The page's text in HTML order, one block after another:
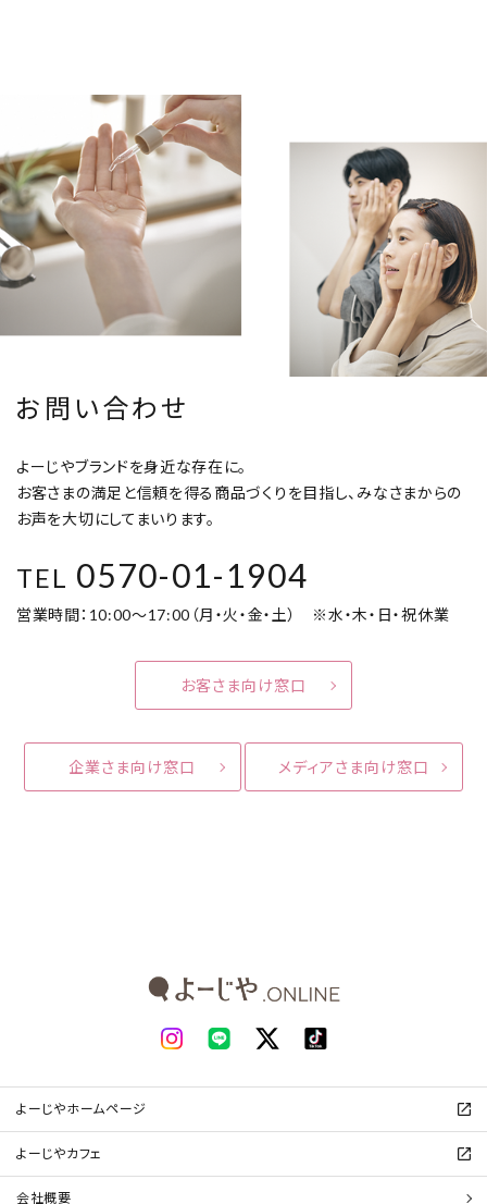
お問い合わせ
よーじやブランドを身近な存在に。
お客さまの満足と信頼を得る商品づくりを目指し、みなさまからの
お声を大切にしてまいります。
TEL 0570-01-1904
営業時間：10:00～17:00（月・火・金・土） ※水・木・日・祝休業
お客さま向け窓口
企業さま向け窓口 メディアさま向け窓口
よーじやホームページ
よーじやカフェ
会社概要